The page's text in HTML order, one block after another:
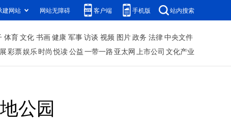
建网站 网站无障碍 客户端 手机版 站内搜索
体育文化 书画健康 军事访谈 视频 图片政务 法律中央文件
彩票娱乐时尚 悦读公益一带一路 亚太网上市公司 文化产业
公园